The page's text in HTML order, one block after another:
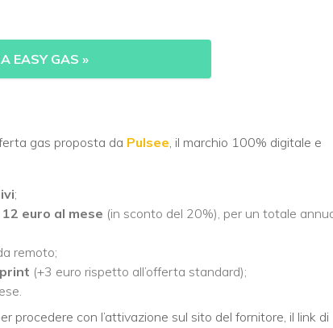
EASY GAS »
gas proposta da Pulsee , il marchio 100% digitale e
;
12 euro al mese (in sconto del 20%), per un totale
remoto;
(+3 euro rispetto all’offerta standard);
procedere con l’attivazione sul sito del fornitore, il link di